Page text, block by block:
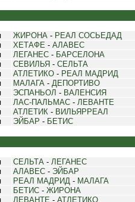
ЖИРОНА - РЕАЛ СОСЬЕДАД
ХЕТАФЕ - АЛАВЕС
ЛЕГАНЕС - БАРСЕЛОНА
СЕВИЛЬЯ - СЕЛЬТА
АТЛЕТИКО - РЕАЛ МАДРИД
МАЛАГА - ДЕПОРТИВО
ЭСПАНЬОЛ - ВАЛЕНСИЯ
ЛАС-ПАЛЬМАС - ЛЕВАНТЕ
АТЛЕТИК - ВИЛЬЯРРЕАЛ
ЭЙБАР - БЕТИС
СЕЛЬТА - ЛЕГАНЕС
АЛАВЕС - ЭЙБАР
РЕАЛ МАДРИД - МАЛАГА
БЕТИС - ЖИРОНА
ЛЕВАНТЕ - АТЛЕТИКО